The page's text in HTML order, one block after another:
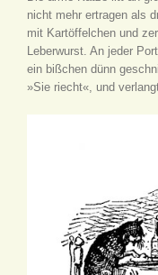
nicht mehr ertragen als
mit Kartöffelchen und
Leberwurst. An jeder
ein bißchen dünn
»Sie riecht«, und